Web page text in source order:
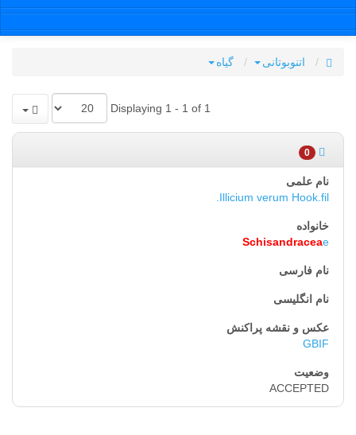
اتنوبوتانی گیاه
Displaying 1 - 1 of 1
0
Illicium verum Hook.fil.
Schisandraceae
GBIF
ACCEPTED